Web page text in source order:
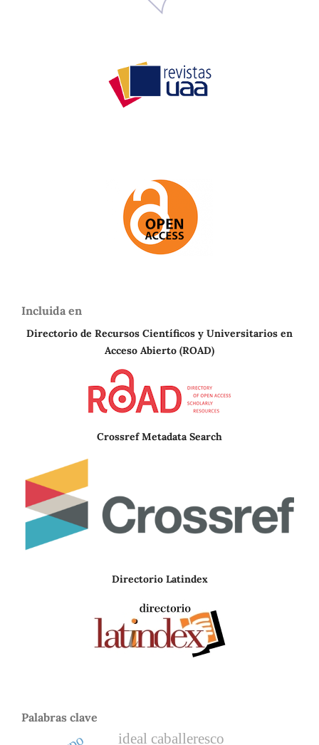
Incluida en
Directorio de Recursos Científicos y Universitarios en
Acceso Abierto (ROAD)
Crossref Metadata Search
Directorio Latindex
Palabras clave
ideal caballeresco